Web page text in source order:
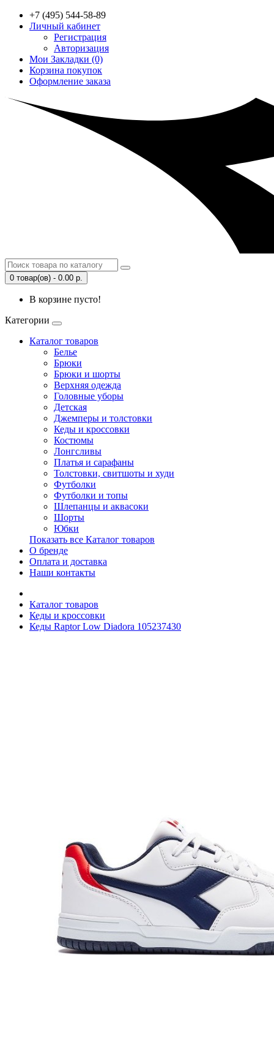
+7 (495) 544-58-89
Личный кабинет
Регистрация
Авторизация
Мои Закладки (0)
Корзина покупок
Оформление заказа
0 товар(ов) - 0.00 р.
В корзине пусто!
Категории
Каталог товаров
Белье
Брюки
Брюки и шорты
Верхняя одежда
Головные уборы
Детская
Джемперы и толстовки
Кеды и кроссовки
Костюмы
Лонгсливы
Платья и сарафаны
Толстовки, свитшоты и худи
Футболки
Футболки и топы
Шлепанцы и аквасоки
Шорты
Юбки
Показать все Каталог товаров
О бренде
Оплата и доставка
Наши контакты
Каталог товаров
Кеды и кроссовки
Кеды Raptor Low Diadora 105237430